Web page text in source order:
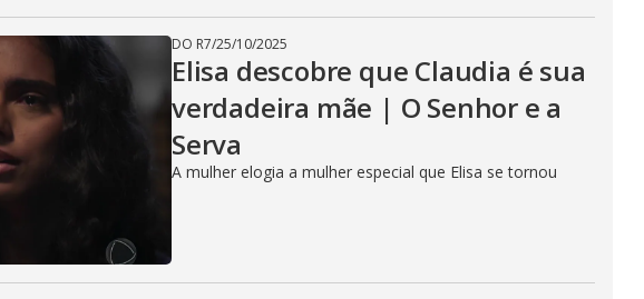
DO R7/25/10/2025
Elisa descobre que Claudia é sua
verdadeira mãe | O Senhor e a
Serva
A mulher elogia a mulher especial que Elisa se tornou